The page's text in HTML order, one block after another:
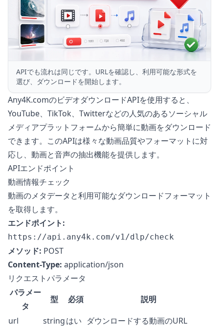
APIでも流れは同じです。URLを確認し、利用可能な形式を
選び、ダウンロードを開始します。
Any4K.comのビデオダウンロードAPIを使用すると、
YouTube、TikTok、Twitterなどの人気のあるソーシャル
メディアプラットフォームから簡単に動画をダウンロード
できます。このAPIは様々な動画品質やフォーマットに対
応し、動画と音声の抽出機能を提供します。
APIエンドポイント
動画情報チェック
動画のメタデータと利用可能なダウンロードフォーマット
を取得します。
エンドポイント:
https://api.any4k.com/v1/dlp/check
メソッド: POST
Content-Type: application/json
リクエストパラメータ
パラメー
タ
型 必須
説明
url
stringはい ダウンロードする動画のURL